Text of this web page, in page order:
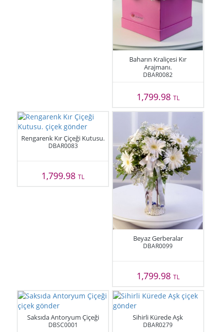
Baharın Kraliçesi Kır
Arajmanı.
DBAR0082
1,799.98 TL
Rengarenk Kır Çiçeği Kutusu.
DBAR0083
1,799.98TL
Beyaz Gerberalar
DBAR0099
1,799.98 TL
Saksıda Antoryum Çiçeği
DBSC0001
Sihirli Kürede Aşk
DBAR0279